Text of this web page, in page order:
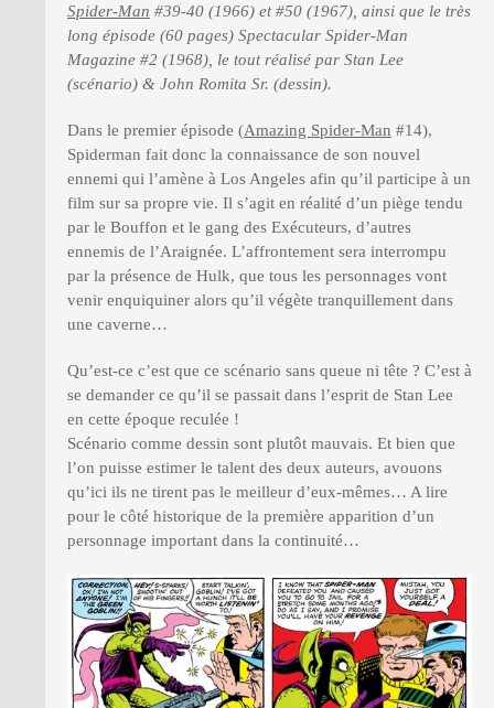
Spider-Man #39-40 (1966) et #50 (1967), ainsi que le très
long épisode (60 pages) Spectacular Spider-Man
Magazine #2 (1968), le tout réalisé par Stan Lee
(scénario) & John Romita Sr. (dessin).
Dans le premier épisode (Amazing Spider-Man #14),
Spiderman fait donc la connaissance de son nouvel
ennemi qui l’amène à Los Angeles afin qu’il participe à un
film sur sa propre vie. Il s’agit en réalité d’un piège tendu
par le Bouffon et le gang des Exécuteurs, d’autres
ennemis de l’Araignée. L’affrontement sera interrompu
par la présence de Hulk, que tous les personnages vont
venir enquiquiner alors qu’il végète tranquillement dans
une caverne…
Qu’est-ce c’est que ce scénario sans queue ni tête ? C’est à
se demander ce qu’il se passait dans l’esprit de Stan Lee
en cette époque reculée !
Scénario comme dessin sont plutôt mauvais. Et bien que
l’on puisse estimer le talent des deux auteurs, avouons
qu’ici ils ne tirent pas le meilleur d’eux-mêmes… A lire
pour le côté historique de la première apparition d’un
personnage important dans la continuité…